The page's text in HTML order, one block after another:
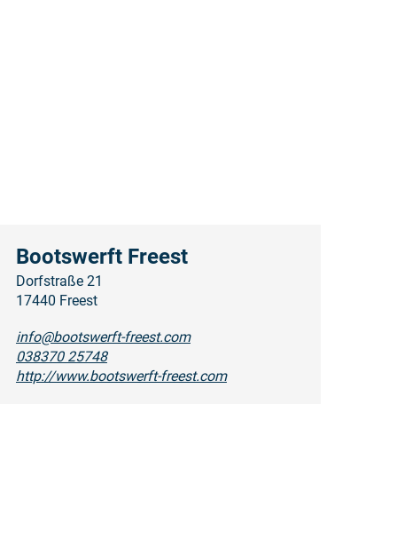
Bootswerft Freest
Dorfstraße 21
17440 Freest
info@bootswerft-freest.com
038370 25748
http://www.bootswerft-freest.com